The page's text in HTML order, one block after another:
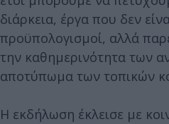
διάρκεια, έργα που δεν
προϋπολογισμοί, αλλά
την καθημερινότητα των
αποτύπωμα των τοπικών
Η εκδήλωση έκλεισε με